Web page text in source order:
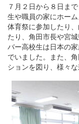
７月２日から８日ま
生や職員の家にホー
体育祭に参加したり
たり、角田市長や宮
バー高校生は日本の
でいました。また、
ションを図り、様々